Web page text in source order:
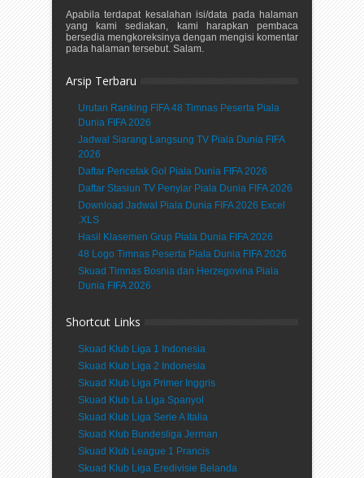
Apabila terdapat kesalahan isi/data pada halaman
yang kami sediakan, kami harapkan pembaca
bersedia mengkoreksinya dengan mengisi komentar
pada halaman tersebut. Salam.
Arsip Terbaru
Urutan Ranking FIFA 48 Timnas Peserta Piala
Dunia FIFA 2026
Jadwal Siarang Langsung TV Piala Dunia FIFA
2026
Daftar Pencetak Gol Piala Dunia FIFA 2026
Daftar Stasiun TV Penyiar Piala Dunia FIFA 2026
Download Jadwal Piala Dunia FIFA 2026 Excel
.XLS
Hasil Klasemen Grup Piala Dunia FIFA 2026
48 Logo Timnas Peserta Piala Dunia FIFA 2026
Skuad Timnas Bosnia dan Herzegovina Piala
Dunia FIFA 2026
Shortcut Links
Skuad Klub Liga 1 Indonesia
Skuad Klub Liga 2 Indonesia
Skuad Klub Liga Primer Inggris
Skuad Klub La Liga Spanyol
Skuad Klub Liga Serie A Italia
Skuad Klub Bundesliga Jerman
Skuad Klub League 1 Prancis
Skuad Klub Liga Eredivisie Belanda